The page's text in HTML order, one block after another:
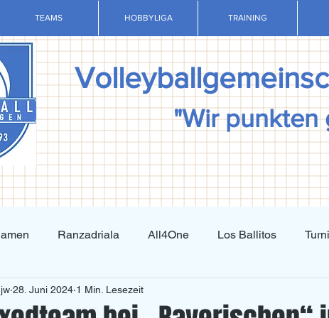
TEAMS HOBBYLIGA TRAINING
"Wir punkten
Ranzadriala All4One Los Ballitos
Vorbereitung Techniktraining
jw 28. Juni 2024 1 Min. Lesezeit